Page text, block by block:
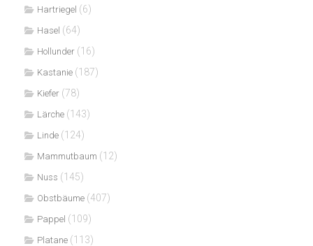
Hartriegel (6)
Hasel (64)
Hollunder (16)
Kastanie (187)
Kiefer (78)
Lärche (143)
Linde (124)
Mammutbaum (12)
Nuss (145)
Obstbäume (407)
Pappel (109)
Platane (113)